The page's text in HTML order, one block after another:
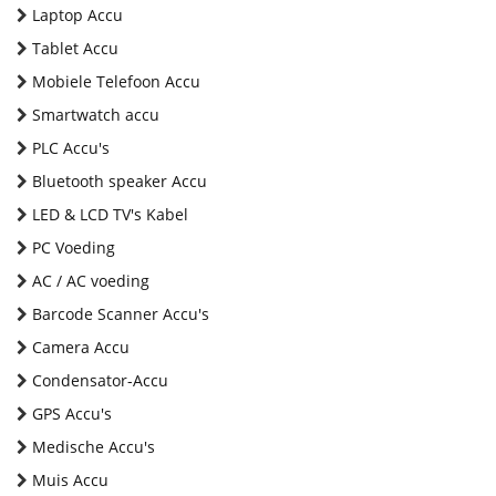
Laptop Accu
Tablet Accu
Mobiele Telefoon Accu
Smartwatch accu
PLC Accu's
Bluetooth speaker Accu
LED & LCD TV's Kabel
PC Voeding
AC / AC voeding
Barcode Scanner Accu's
Camera Accu
Condensator-Accu
GPS Accu's
Medische Accu's
Muis Accu